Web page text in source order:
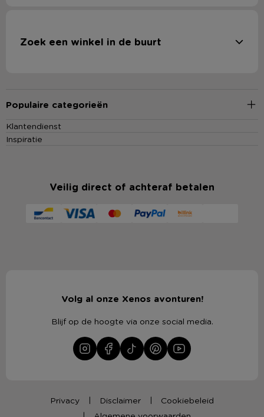
Zoek een winkel in de buurt
Populaire categorieën
Klantendienst
Inspiratie
Veilig direct of achteraf betalen
Volg al onze Xenos avonturen!
Blijf op de hoogte via onze social media.
Privacy Disclaimer
Cookiebeleid